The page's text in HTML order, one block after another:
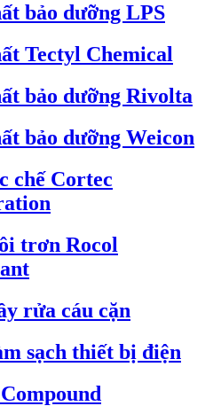
bảo dưỡng LPS
Tectyl Chemical
bảo dưỡng Rivolta
bảo dưỡng Weicon
chế Cortec
trơn Rocol
rửa cáu cặn
sạch thiết bị điện